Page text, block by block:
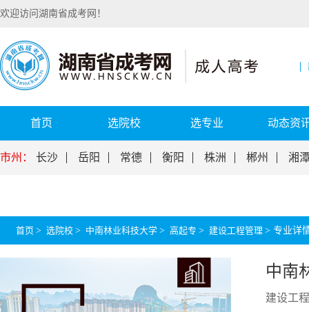
欢迎访问湖南省成考网！
首页 选院校 选专业 动态资
市州： 长沙 岳阳 常德 衡阳 株洲 郴州 湘
首页 > 选院校 > 中南林业科技大学 > 高起专 > 建设工程管理 > 专业详
中南
建设工